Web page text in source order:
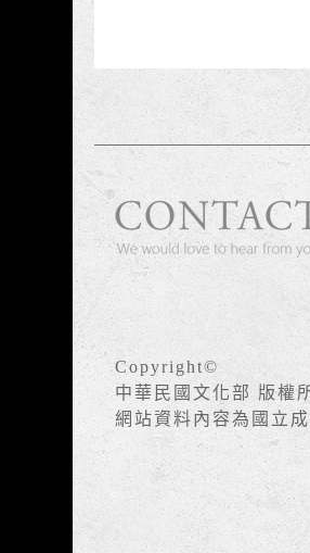
Copyright©
中華民國文化部 版權
網站資料內容為國立